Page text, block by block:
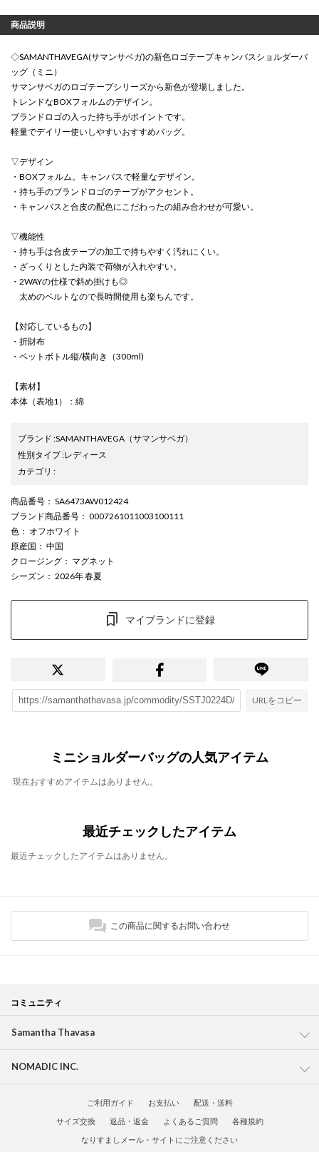
商品説明
◇SAMANTHAVEGA(サマンサベガ)の新色ロゴテープキャンバスショルダーバ
ッグ（ミニ）
サマンサベガのロゴテープシリーズから新色が登場しました。
トレンドなBOXフォルムのデザイン。
ブランドロゴの入った持ち手がポイントです。
軽量でデイリー使いしやすいおすすめバッグ。
▽デザイン
・BOXフォルム。キャンバスで軽量なデザイン。
・持ち手のブランドロゴのテープがアクセント。
・キャンバスと合皮の配色にこだわったの組み合わせが可愛い。
▽機能性
・持ち手は合皮テープの加工で持ちやすく汚れにくい。
・ざっくりとした内装で荷物が入れやすい。
・2WAYの仕様で斜め掛けも◎
太めのベルトなので長時間使用も楽ちんです。
【対応しているもの】
・折財布
・ペットボトル縦/横向き（300ml)
【素材】
本体（表地1）：綿
ブランド :SAMANTHAVEGA （サマンサベガ）
性別タイプ:レディース
カテゴリ :
商品番号 ： SA6473AW012424
ブランド商品番号 ： 0007261011003100111
色 ： オフホワイト
原産国 ： 中国
クロージング ： マグネット
シーズン ： 2026年 春夏
マイブランドに登録
URLをコピー
ミニショルダーバッグの人気アイテム
現在おすすめアイテムはありません。
最近チェックしたアイテム
最近チェックしたアイテムはありません。
この商品に関するお問い合わせ
コミュニティ
Samantha Thavasa
NOMADIC INC.
ご利用ガイド お支払い
配送・送料
サイズ交換
返品・返金 よくあるご質問
各種規約
なりすましメール・サイトにご注意ください